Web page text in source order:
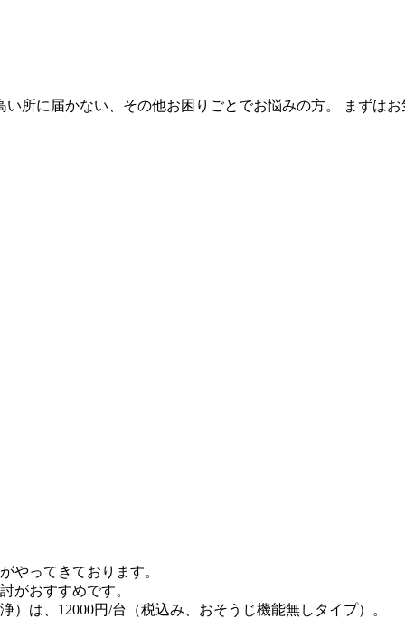
所に届かない、その他お困りごとでお悩みの方。 まずは
やってきております。
がおすすめです。
は、12000円/台（税込み、おそうじ機能無しタイプ）。